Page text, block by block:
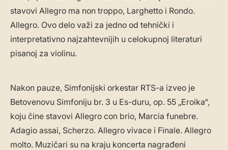
stavovi Allegro ma non troppo, Larghetto i Rondo.
Allegro. Ovo delo važi za jedno od tehnički i
interpretativno najzahtevnijih u celokupnoj literaturi
pisanoj za violinu.
Nakon pauze, Simfonijski orkestar RTS-a izveo je
Betovenovu Simfoniju br. 3 u Es-duru, op. 55 „Eroika“,
koju čine stavovi Allegro con brio, Marcia funebre.
Adagio assai, Scherzo. Allegro vivace i Finale. Allegro
molto. Muzičari su na kraju koncerta nagrađeni